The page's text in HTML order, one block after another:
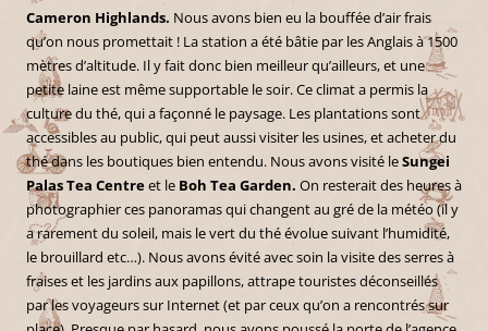
Cameron Highlands. Nous avons bien eu la bouffée d’air frais
qu’on nous promettait ! La station a été bâtie par les Anglais à 1500
mètres d’altitude. Il y fait donc bien meilleur qu’ailleurs, et une
petite laine est même supportable le soir. Ce climat a permis la
culture du thé, qui a façonné le paysage. Les plantations sont
accessibles au public, qui peut aussi visiter les usines, et acheter du
thé dans les boutiques bien entendu. Nous avons visité leSungei
Palas Tea Centreet le Boh Tea Garden. On resterait des heures à
photographier ces panoramas qui changent au gré de la météo (il y
a rarement du soleil, mais le vert du thé évolue suivant l’humidité,
le brouillard etc…). Nous avons évité avec soin la visite des serres à
fraises et les jardins aux papillons, attrape touristes déconseillés
par les voyageurs sur Internet (et par ceux qu’on a rencontrés sur